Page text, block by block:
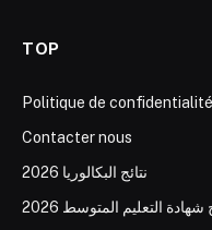
TOP
Politique de confidentialité
Contacter nous
نتائج البكالوريا 2026
شهادة التعليم المتوسط 2026